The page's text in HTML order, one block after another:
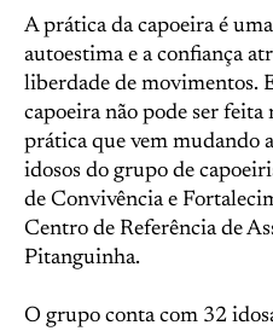
A prática da capoeira é
autoestima e a confiança
liberdade de movimentos.
capoeira não pode ser feita
prática que vem mudando
idosos do grupo de
de Convivência e
Centro de Referência de
Pitanguinha.
O grupo conta com 32